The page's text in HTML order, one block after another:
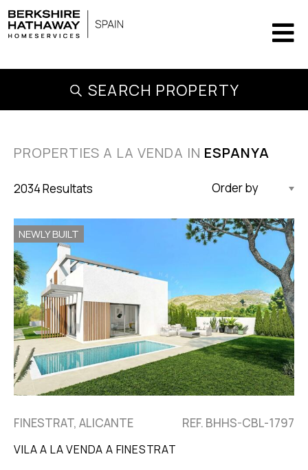
SEARCH PROPERTY
PROPERTIES A LA VENDA IN ESPANYA
Actualitzat Descendent
2034 Resultats
NEWLY BUILT
FINESTRAT, ALICANTE REF. BHHS-CBL-1797
VILA A LA VENDA A FINESTRAT